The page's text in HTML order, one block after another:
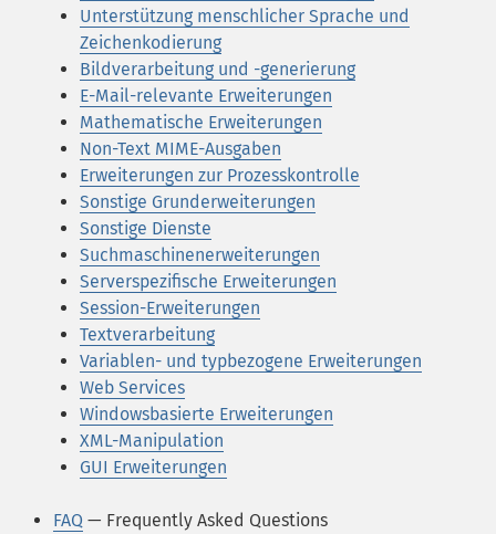
Unterstützung menschlicher Sprache und
Zeichenkodierung
Bildverarbeitung und -generierung
E-Mail-relevante Erweiterungen
Mathematische Erweiterungen
Non-Text MIME-Ausgaben
Erweiterungen zur Prozesskontrolle
Sonstige Grunderweiterungen
Sonstige Dienste
Suchmaschinenerweiterungen
Serverspezifische Erweiterungen
Session-Erweiterungen
Textverarbeitung
Variablen- und typbezogene Erweiterungen
Web Services
Windowsbasierte Erweiterungen
XML-Manipulation
GUI Erweiterungen
FAQ — Frequently Asked Questions